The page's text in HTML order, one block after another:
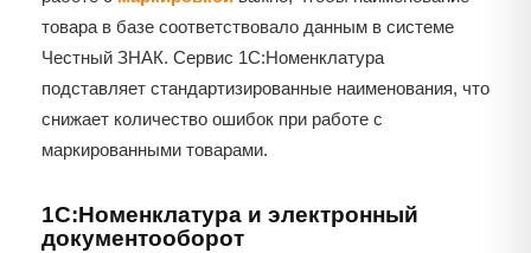
товара в базе соответствовало данным в системе
Честный ЗНАК. Сервис 1С:Номенклатура
подставляет стандартизированные наименования, что
снижает количество ошибок при работе с
маркированными товарами.
1С:Номенклатура и электронный
документооборот